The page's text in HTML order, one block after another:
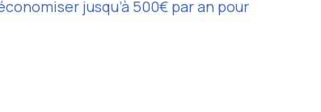
jusqu’à 500€ par an pour